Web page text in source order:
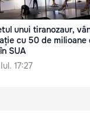
unui tiranozaur,
cu 50 de milioane
SUA
17:27